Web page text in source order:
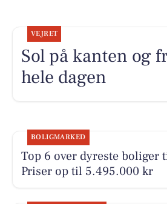
VEJRET
Sol på kanten og
hele dagen
BOLIGMARKED
Top 6 over dyreste boliger
Priser op til 5.495.000 kr